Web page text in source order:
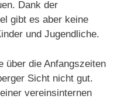
Dank der
gibt es aber keine
und Jugendliche.
über die Anfangszeiten
Sicht nicht gut.
vereinsinternen